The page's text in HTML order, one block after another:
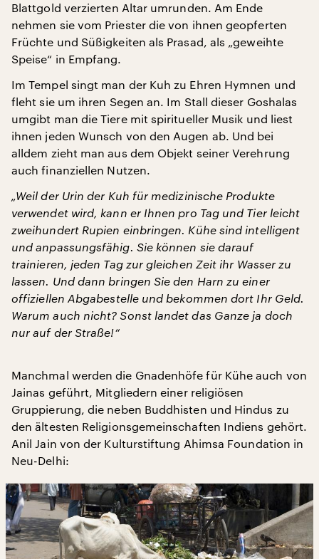
Blattgold verzierten Altar umrunden. Am Ende
nehmen sie vom Priester die von ihnen geopferten
Früchte und Süßigkeiten als Prasad, als „geweihte
Speise“ in Empfang.
Im Tempel singt man der Kuh zu Ehren Hymnen und
fleht sie um ihren Segen an. Im Stall dieser Goshalas
umgibt man die Tiere mit spiritueller Musik und liest
ihnen jeden Wunsch von den Augen ab. Und bei
alldem zieht man aus dem Objekt seiner Verehrung
auch finanziellen Nutzen.
„Weil der Urin der Kuh für medizinische Produkte
verwendet wird, kann er Ihnen pro Tag und Tier leicht
zweihundert Rupien einbringen. Kühe sind intelligent
und anpassungsfähig. Sie können sie darauf
trainieren, jeden Tag zur gleichen Zeit ihr Wasser zu
lassen. Und dann bringen Sie den Harn zu einer
offiziellen Abgabestelle und bekommen dort Ihr Geld.
Warum auch nicht? Sonst landet das Ganze ja doch
nur auf der Straße!“
Manchmal werden die Gnadenhöfe für Kühe auch von
Jainas geführt, Mitgliedern einer religiösen
Gruppierung, die neben Buddhisten und Hindus zu
den ältesten Religionsgemeinschaften Indiens gehört.
Anil Jain von der Kulturstiftung Ahimsa Foundation in
Neu-Delhi: